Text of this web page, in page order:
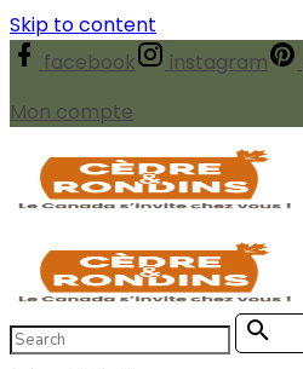
Skip to content
facebook
instagram
Mon compte